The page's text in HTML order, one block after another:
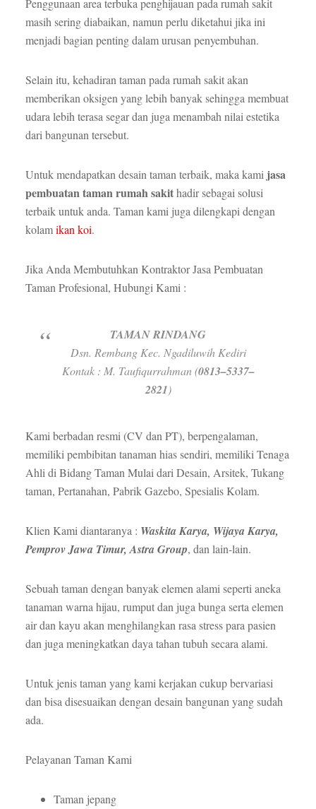
Penggunaan area terbuka penghijauan pada rumah sakit
masih sering diabaikan, namun perlu diketahui jika ini
menjadi bagian penting dalam urusan penyembuhan.
Selain itu, kehadiran taman pada rumah sakit akan
memberikan oksigen yang lebih banyak sehingga membuat
udara lebih terasa segar dan juga menambah nilai estetika
dari bangunan tersebut.
Untuk mendapatkan desain taman terbaik, maka kami jasa
pembuatan taman rumah sakithadir sebagai solusi
terbaik untuk anda. Taman kami juga dilengkapi dengan
kolamikan koi.
Jika Anda Membutuhkan Kontraktor Jasa Pembuatan
Taman Profesional, Hubungi Kami :
TAMAN RINDANG
Dsn. Rembang Kec. Ngadiluwih Kediri
Kontak : M. Taufiqurrahman (0813–5337–
2821)
Kami berbadan resmi (CV dan PT), berpengalaman,
memiliki pembibitan tanaman hias sendiri, memiliki Tenaga
Ahli di Bidang Taman Mulai dari Desain, Arsitek, Tukang
taman, Pertanahan, Pabrik Gazebo, Spesialis Kolam.
Klien Kami diantaranya : Waskita Karya, Wijaya Karya,
Pemprov Jawa Timur, Astra Group, dan lain-lain.
Sebuah taman dengan banyak elemen alami seperti aneka
tanaman warna hijau, rumput dan juga bunga serta elemen
air dan kayu akan menghilangkan rasa stress para pasien
dan juga meningkatkan daya tahan tubuh secara alami.
Untuk jenis taman yang kami kerjakan cukup bervariasi
dan bisa disesuaikan dengan desain bangunan yang sudah
ada.
Pelayanan Taman Kami
Taman jepang